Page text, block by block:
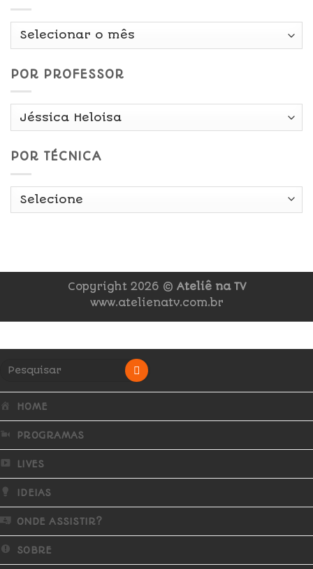
Por
POR PROFESSOR
POR TÉCNICA
Copyright 2026 © Ateliê na TV
www.atelienatv.com.br
HOME
PROGRAMAS
LIVES
IDEIAS
ONDE ASSISTIR?
SOBRE